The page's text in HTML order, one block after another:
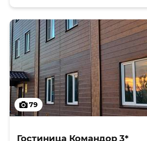
79
Гостиница Командор 3*